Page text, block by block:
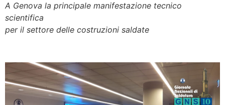
A Genova la principale manifestazione tecnico
scientifica
per il settore delle costruzioni saldate